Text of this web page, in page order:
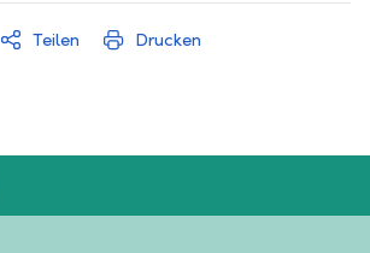
Teilen Drucken